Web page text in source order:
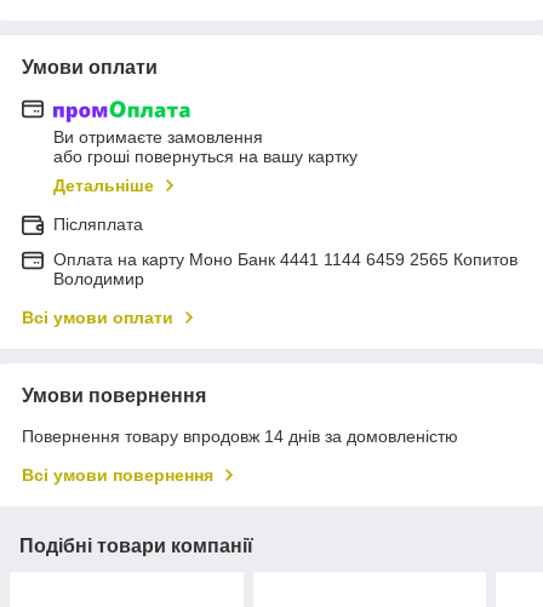
Умови оплати
Ви отримаєте замовлення
або гроші повернуться на вашу картку
Детальніше
Післяплата
Оплата на карту Моно Банк 4441 1144 6459 2565 Копитов
Володимир
Всі умови оплати
Умови повернення
Повернення товару впродовж 14 днів за домовленістю
Всі умови повернення
Подібні товари компанії